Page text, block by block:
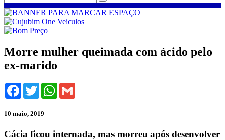
Morre mulher queimada com ácido pelo
ex-marido
Facebook
TwitterWhatsApp
10 maio, 2019
Cácia ficou internada, mas morreu após desenvolver